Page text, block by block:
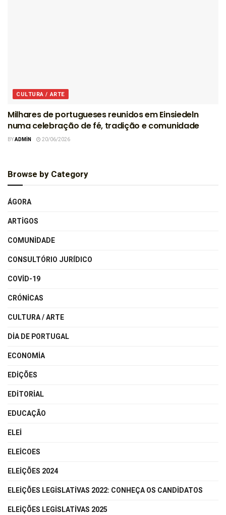
CULTURA / ARTE
Milhares de portugueses reunidos em Einsiedeln
numa celebração de fé, tradição e comunidade
BYADMIN 20/06/2026
Browse by Category
ÁGORA
ARTIGOS
COMUNIDADE
CONSULTÓRIO JURÍDICO
COVID-19
CRÓNICAS
CULTURA / ARTE
DIA DE PORTUGAL
ECONOMIA
EDIÇÕES
EDITORIAL
EDUCAÇÃO
ELEI
ELEICOES
ELEIÇÕES 2024
ELEIÇÕES LEGISLATIVAS 2022: CONHEÇA OS CANDIDATOS
ELEIÇÕES LEGISLATIVAS 2025